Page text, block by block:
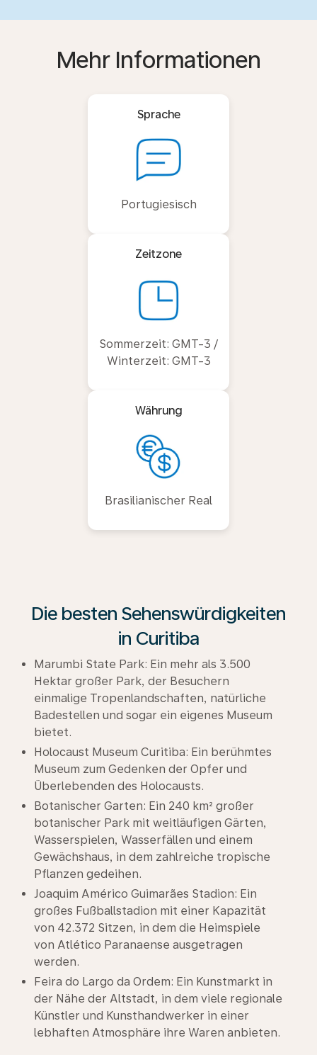
Mehr Informationen
Sprache
Portugiesisch
Zeitzone
Sommerzeit: GMT-3 /
Winterzeit: GMT-3
Währung
Brasilianischer Real
Die besten Sehenswürdigkeiten
in Curitiba
Marumbi State Park: Ein mehr als 3.500
Hektar großer Park, der Besuchern
einmalige Tropenlandschaften, natürliche
Badestellen und sogar ein eigenes Museum
bietet.
Holocaust Museum Curitiba: Ein berühmtes
Museum zum Gedenken der Opfer und
Überlebenden des Holocausts.
Botanischer Garten: Ein 240 km² großer
botanischer Park mit weitläufigen Gärten,
Wasserspielen, Wasserfällen und einem
Gewächshaus, in dem zahlreiche tropische
Pflanzen gedeihen.
Joaquim Américo Guimarães Stadion: Ein
großes Fußballstadion mit einer Kapazität
von 42.372 Sitzen, in dem die Heimspiele
von Atlético Paranaense ausgetragen
werden.
Feira do Largo da Ordem: Ein Kunstmarkt in
der Nähe der Altstadt, in dem viele regionale
Künstler und Kunsthandwerker in einer
lebhaften Atmosphäre ihre Waren anbieten.